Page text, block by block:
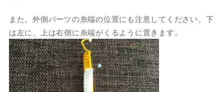
また、外側パーツの糸端の位置にも注意してください。下
は左に、上は右側に糸端がくるように置きます。